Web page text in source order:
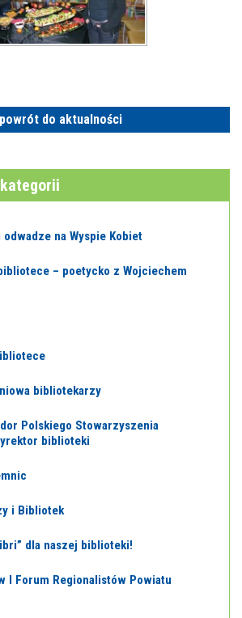
powrót do aktualności
na Wyspie Kobiet
– poetycko z Wojciechem
bibliotekarzy
Polskiego Stowarzyszenia
biblioteki
i Bibliotek
dla naszej biblioteki!
I Forum Regionalistów Powiatu